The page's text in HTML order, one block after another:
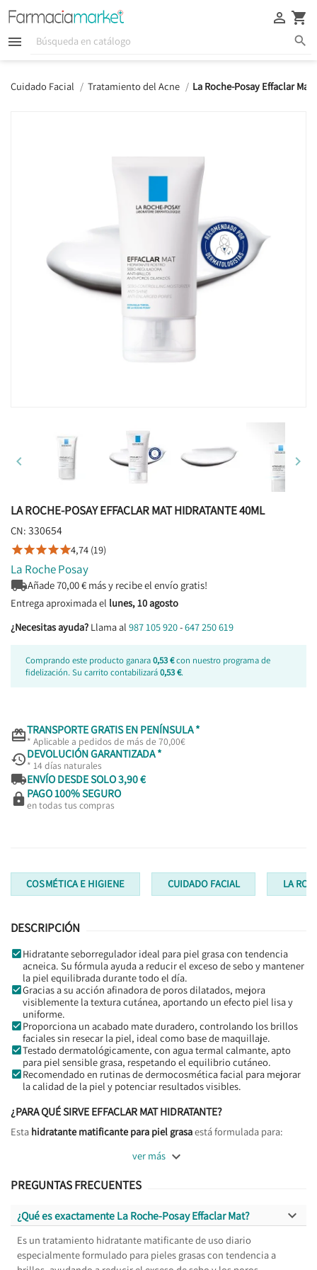
  
 
Cuidado Facial Tratamiento del Acne La Roche-Posay Effaclar
 
LA ROCHE-POSAY EFFACLAR MAT HIDRATANTE 40ML
CN: 330654
4,74 (19)
La Roche Posay
Añade70,00€ más y recibe el envío gratis!
Entrega aproximada el lunes, 10 agosto
¿Necesitas ayuda? Llama al 987 105 920-647 250 619
Comprando este producto ganara0,53 €con nuestro programa de
fidelización. Su carrito contabilizará0,53 €.
TRANSPORTE GRATIS EN PENÍNSULA *
* Aplicable a pedidos de más de 70,00€
DEVOLUCIÓN GARANTIZADA *
* 14 días naturales
ENVÍO DESDE SOLO 3,90 €
 PAGO 100% SEGURO
en todas tus compras
COSMÉTICA E HIGIENE CUIDADO FACIAL LA
DESCRIPCIÓN
Hidratante seborregulador ideal para piel grasa con tendencia
acneica. Su fórmula ayuda a reducir el exceso de sebo y mantener
la piel equilibrada durante todo el día.
Gracias a su acción afinadora de poros dilatados, mejora
visiblemente la textura cutánea, aportando un efecto piel lisa y
uniforme.
Proporciona un acabado mate duradero, controlando los brillos
faciales sin resecar la piel, ideal como base de maquillaje.
Testado dermatológicamente, con agua termal calmante, apto
para piel sensible grasa, respetando el equilibrio cutáneo.
Recomendado en rutinas de dermocosmética facial para mejorar
la calidad de la piel y potenciar resultados visibles.
¿PARA QUÉ SIRVE EFFACLAR MAT HIDRATANTE?
Esta hidratante matificante para piel grasaestá formulada para:
ver más 
PREGUNTAS FRECUENTES
¿Qué es exactamente La Roche-Posay Effaclar Mat? 
Es un tratamiento hidratante matificante de uso diario
especialmente formulado para pieles grasas con tendencia a